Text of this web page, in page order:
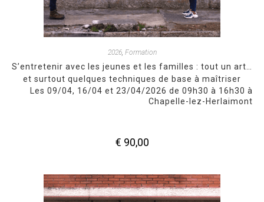
2026, Formation
S’entretenir avec les jeunes et les familles : tout un art…
et surtout quelques techniques de base à maîtriser
Les 09/04, 16/04 et 23/04/2026 de 09h30 à 16h30 à
Chapelle-lez-Herlaimont
€ 90,00